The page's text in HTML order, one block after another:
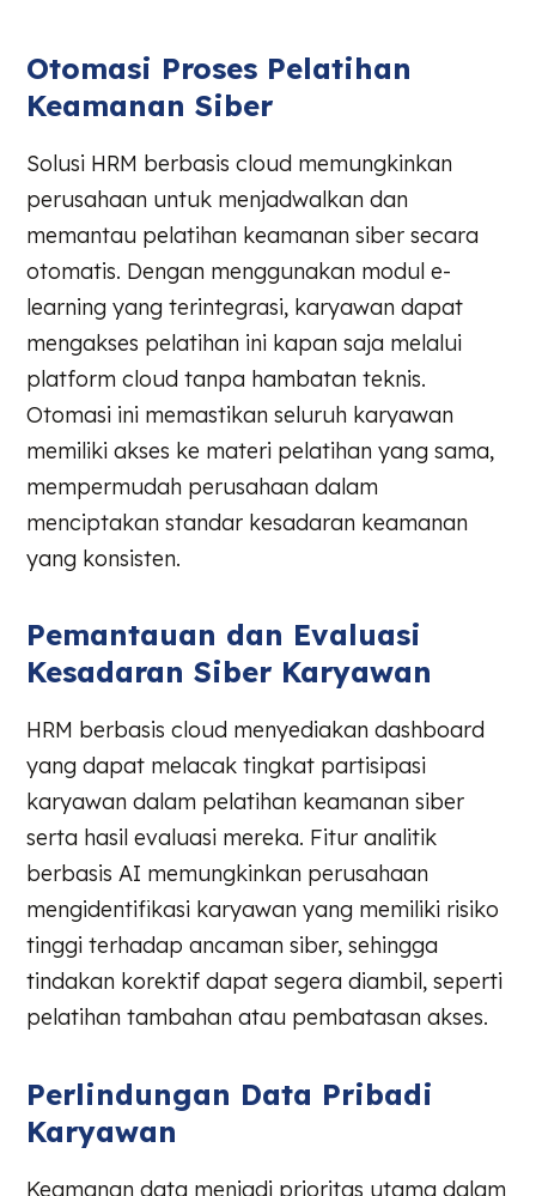
Otomasi Proses Pelatihan
Keamanan Siber
Solusi HRM berbasis cloud memungkinkan
perusahaan untuk menjadwalkan dan
memantau pelatihan keamanan siber secara
otomatis. Dengan menggunakan modul e-
learning yang terintegrasi, karyawan dapat
mengakses pelatihan ini kapan saja melalui
platform cloud tanpa hambatan teknis.
Otomasi ini memastikan seluruh karyawan
memiliki akses ke materi pelatihan yang sama,
mempermudah perusahaan dalam
menciptakan standar kesadaran keamanan
yang konsisten.
Pemantauan dan Evaluasi
Kesadaran Siber Karyawan
HRM berbasis cloud menyediakan dashboard
yang dapat melacak tingkat partisipasi
karyawan dalam pelatihan keamanan siber
serta hasil evaluasi mereka. Fitur analitik
berbasis AI memungkinkan perusahaan
mengidentifikasi karyawan yang memiliki risiko
tinggi terhadap ancaman siber, sehingga
tindakan korektif dapat segera diambil, seperti
pelatihan tambahan atau pembatasan akses.
Perlindungan Data Pribadi
Karyawan
Keamanan data menjadi prioritas utama dalam